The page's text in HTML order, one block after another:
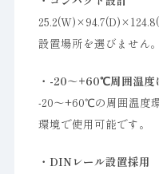
設置場所を選びません。
・-20～+60℃周囲温度
-20～+60℃の周囲温度
環境で使用可能です。
・DINレール設置採用